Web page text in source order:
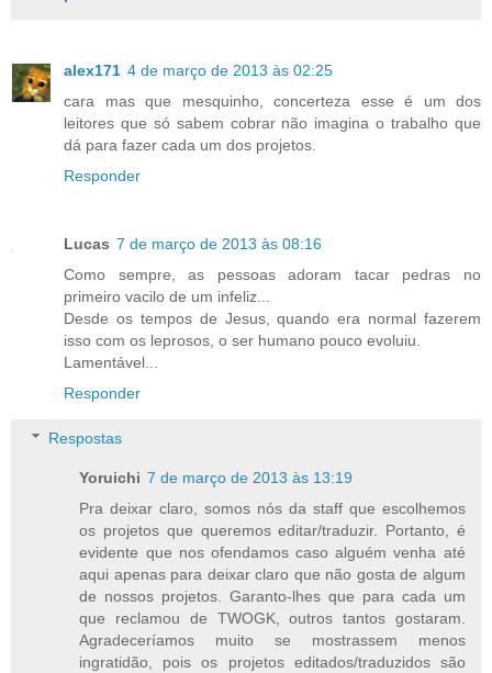
alex171 4 de março de 2013 às 02:25
cara mas que mesquinho, concerteza esse é um dos
leitores que só sabem cobrar não imagina o trabalho que
dá para fazer cada um dos projetos.
Responder
Lucas 7 de março de 2013 às 08:16
Como sempre, as pessoas adoram tacar pedras no
primeiro vacilo de um infeliz...
Desde os tempos de Jesus, quando era normal fazerem
isso com os leprosos, o ser humano pouco evoluiu.
Lamentável...
Responder
Respostas
Yoruichi 7 de março de 2013 às 13:19
Pra deixar claro, somos nós da staff que escolhemos
os projetos que queremos editar/traduzir. Portanto, é
evidente que nos ofendamos caso alguém venha até
aqui apenas para deixar claro que não gosta de algum
de nossos projetos. Garanto-lhes que para cada um
que reclamou de TWOGK, outros tantos gostaram.
Agradeceríamos muito se mostrassem menos
ingratidão, pois os projetos editados/traduzidos são